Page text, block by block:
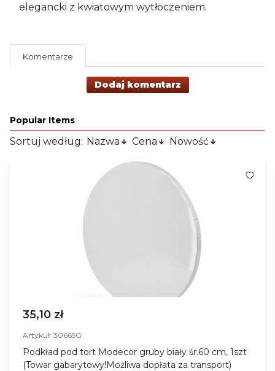
elegancki z kwiatowym wytłoczeniem.
Komentarze
Dodaj komentarz
Popular Items
Sortuj według: Nazwa Cena Nowość
35,10 zł
Artykuł: 30665G
Podkład pod tort Modecor gruby biały śr.60 cm, 1szt
(Towar gabarytowy!Możliwa dopłata za transport)